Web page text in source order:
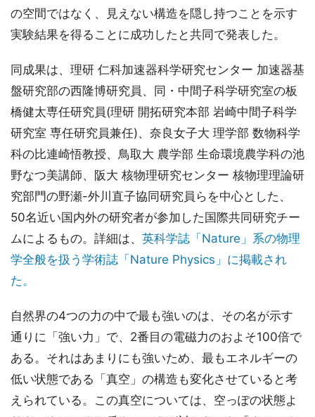
の空間ではなく、見えない構造を隠し持つことを示す
実験結果を得ることに成功したと共同で発表した。
同成果は、理研 仁科加速器科学研究センター 加速器基
盤研究部の西隆博研究員、同・中間子科学研究室の板
橋健太専任研究員(理研 開拓研究本部 岩崎中間子科学
研究室 専任研究員兼任)、奈良女子大 理学部 数物科学
科の比連崎悟教授、鳥取大 農学部 生命環境農学科の池
野なつ美講師、阪大 核物理研究センター 核物理理論研
究部門の野瀬-外川直子協同研究員らを中心とした、
50名近い国内外の研究者が参加した国際共同研究チー
ムによるもの。詳細は、 英科学誌「Nature」系の物理
学全般を扱う学術誌「Nature Physics」に掲載され
た。
自然界の4つの力の中で最も強いのは、その名が示す
通りに「強い力」で、2番目の電磁力のおよそ100倍で
ある。それはあまりにも強いため、最もエネルギーの
低い状態である「真空」の構造も変化させていると考
えられている。この真空については、空っぽの状態よ